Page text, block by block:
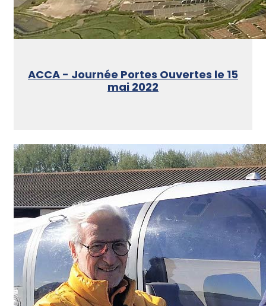
ACCA - Journée Portes Ouvertes le 15
mai 2022